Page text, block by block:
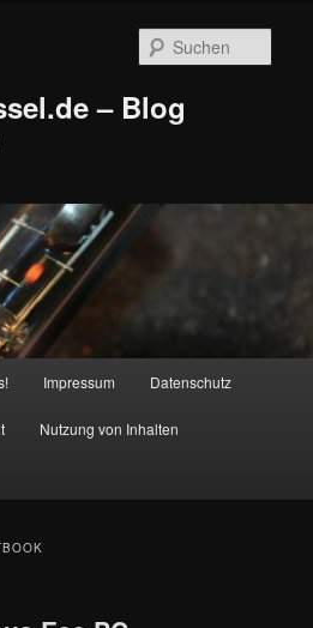
– Blog
Impressum Datenschutz
Nutzung von Inhalten